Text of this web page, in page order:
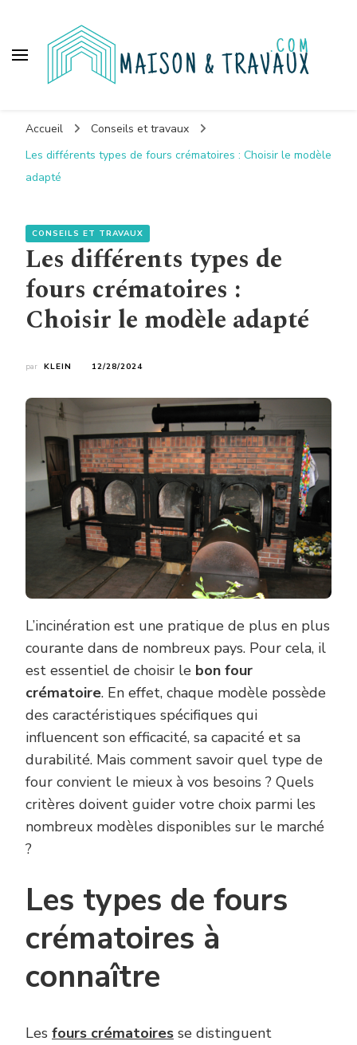
Accueil
Conseils et travaux
Les différents types de fours crématoires : Choisir le modèle
adapté
CONSEILS ET TRAVAUX
Les différents types de
fours crématoires :
Choisir le modèle adapté
par KLEIN 12/28/2024
L’incinération est une pratique de plus en plus
courante dans de nombreux pays. Pour cela, il
est essentiel de choisir le bon four
crématoire. En effet, chaque modèle possède
des caractéristiques spécifiques qui
influencent son efficacité, sa capacité et sa
durabilité. Mais comment savoir quel type de
four convient le mieux à vos besoins ? Quels
critères doivent guider votre choix parmi les
nombreux modèles disponibles sur le marché
?
Les types de fours
crématoires à
connaître
Les fours crématoires se distinguent